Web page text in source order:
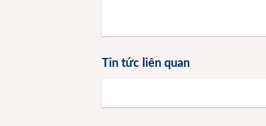
Tin tức liên quan